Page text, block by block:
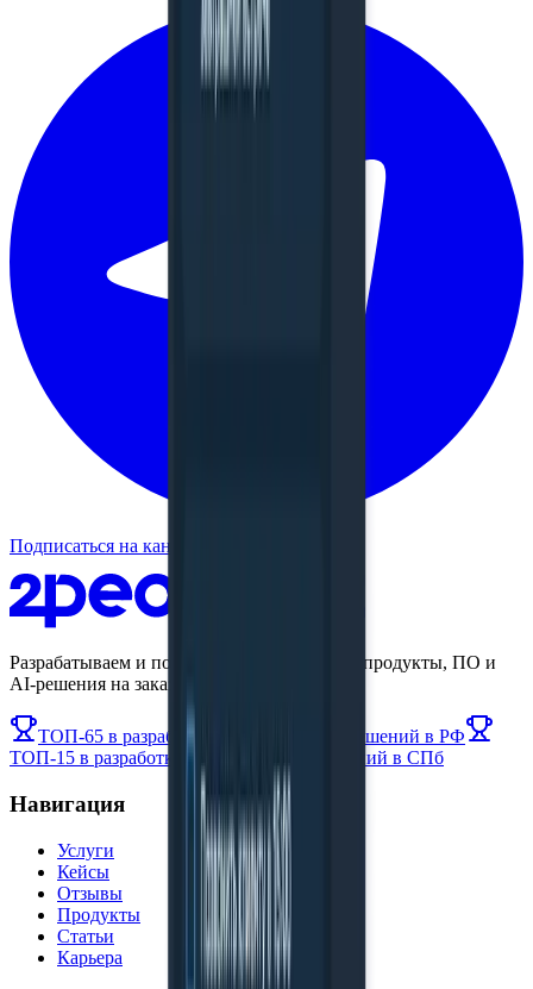
Подписаться на канал
Разрабатываем и поддерживаем цифровые продукты, ПО и
AI-решения на заказ.
ТОП-65 в разработке корпоративных решений в РФ
ТОП-15 в разработке мобильных приложений в СПб
Навигация
Услуги
Кейсы
Отзывы
Продукты
Статьи
Карьера